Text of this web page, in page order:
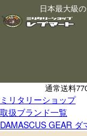
日本最大級
通常送料
ミリタリーショップ
取扱ブランド一覧
DAMASCUS GEAR ダ